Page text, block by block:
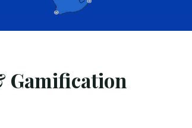
Gamification